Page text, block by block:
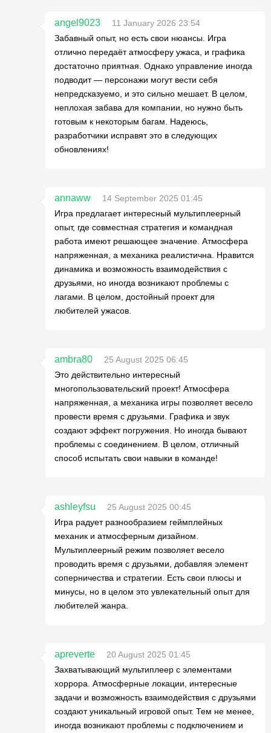
angel9023
11 January 2026 23:54
Забавный опыт, но есть свои нюансы. Игра
отлично передаёт атмосферу ужаса, и графика
достаточно приятная. Однако управление иногда
подводит — персонажи могут вести себя
непредсказуемо, и это сильно мешает. В целом,
неплохая забава для компании, но нужно быть
готовым к некоторым багам. Надеюсь,
разработчики исправят это в следующих
обновлениях!
annaww
14 September 2025 01:45
Игра предлагает интересный мультиплеерный
опыт, где совместная стратегия и командная
работа имеют решающее значение. Атмосфера
напряженная, а механика реалистична. Нравится
динамика и возможность взаимодействия с
друзьями, но иногда возникают проблемы с
лагами. В целом, достойный проект для
любителей ужасов.
ambra80
25 August 2025 06:45
Это действительно интересный
многопользовательский проект! Атмосфера
напряженная, а механика игры позволяет весело
провести время с друзьями. Графика и звук
создают эффект погружения. Но иногда бывают
проблемы с соединением. В целом, отличный
способ испытать свои навыки в команде!
ashleyfsu
25 August 2025 00:45
Игра радует разнообразием геймплейных
механик и атмосферным дизайном.
Мультиплеерный режим позволяет весело
проводить время с друзьями, добавляя элемент
соперничества и стратегии. Есть свои плюсы и
минусы, но в целом это увлекательный опыт для
любителей жанра.
apreverte
20 August 2025 01:45
Захватывающий мультиплеер с элементами
хоррора. Атмосферные локации, интересные
задачи и возможность взаимодействия с друзьями
создают уникальный игровой опыт. Тем не менее,
иногда возникают проблемы с подключением и